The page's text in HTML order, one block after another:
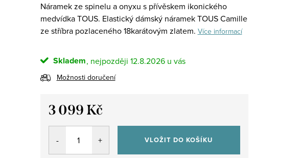
Náramek ze spinelu a onyxu s přívěskem ikonického
medvídka TOUS. Elastický dámský náramek TOUS Camille
ze stříbra pozlaceného 18karátovým zlatem. Více informací
Skladem 12.8.2026
Možnosti doručení
3 099 Kč
Měrná
VLOŽIT DO KOŠÍKU